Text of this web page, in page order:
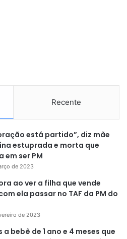
Recente
está partido”, diz mãe
estuprada e morta que
em ser PM
de 2023
ao ver a filha que vende
ela passar no TAF da PM do
de 2023
a bebê de 1 ano e 4 meses que